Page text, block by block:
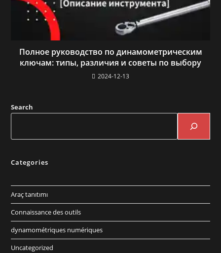
Полное руководство по динамометрическим
ключам: типы, различия и советы по выбору
2024-12-13
Search
Categories
Araç tanıtımı
Connaissance des outils
dynamométriques numériques
Uncategorized